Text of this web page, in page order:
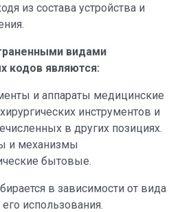
из состава устройства и
видами
кодов являются:
и аппараты медицинские
инструментов и
в других позициях.
и механизмы
бытовые.
в зависимости от вида
использования.